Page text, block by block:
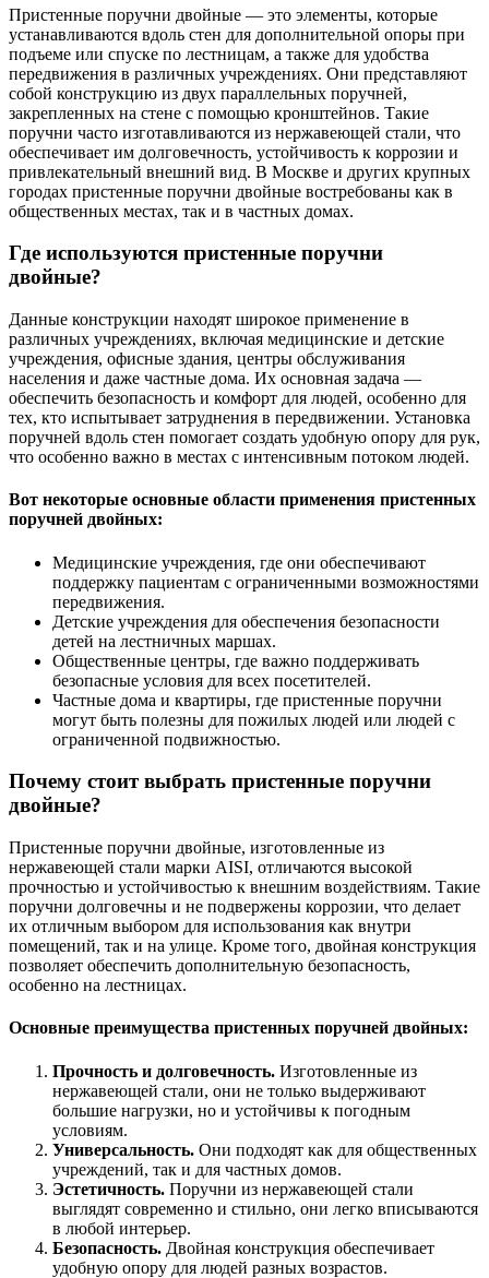
Пристенные поручни двойные — это элементы, которые
устанавливаются вдоль стен для дополнительной опоры при
подъеме или спуске по лестницам, а также для удобства
передвижения в различных учреждениях. Они представляют
собой конструкцию из двух параллельных поручней,
закрепленных на стене с помощью кронштейнов. Такие
поручни часто изготавливаются из нержавеющей стали, что
обеспечивает им долговечность, устойчивость к коррозии и
привлекательный внешний вид. В Москве и других крупных
городах пристенные поручни двойные востребованы как в
общественных местах, так и в частных домах.
Где используются пристенные поручни
двойные?
Данные конструкции находят широкое применение в
различных учреждениях, включая медицинские и детские
учреждения, офисные здания, центры обслуживания
населения и даже частные дома. Их основная задача —
обеспечить безопасность и комфорт для людей, особенно для
тех, кто испытывает затруднения в передвижении. Установка
поручней вдоль стен помогает создать удобную опору для рук,
что особенно важно в местах с интенсивным потоком людей.
Вот некоторые основные области применения пристенных
поручней двойных:
Медицинские учреждения, где они обеспечивают
поддержку пациентам с ограниченными возможностями
передвижения.
Детские учреждения для обеспечения безопасности
детей на лестничных маршах.
Общественные центры, где важно поддерживать
безопасные условия для всех посетителей.
Частные дома и квартиры, где пристенные поручни
могут быть полезны для пожилых людей или людей с
ограниченной подвижностью.
Почему стоит выбрать пристенные поручни
двойные?
Пристенные поручни двойные, изготовленные из
нержавеющей стали марки AISI, отличаются высокой
прочностью и устойчивостью к внешним воздействиям. Такие
поручни долговечны и не подвержены коррозии, что делает
их отличным выбором для использования как внутри
помещений, так и на улице. Кроме того, двойная конструкция
позволяет обеспечить дополнительную безопасность,
особенно на лестницах.
Основные преимущества пристенных поручней двойных:
Прочность и долговечность. Изготовленные из
нержавеющей стали, они не только выдерживают
большие нагрузки, но и устойчивы к погодным
условиям.
Универсальность. Они подходят как для общественных
учреждений, так и для частных домов.
Эстетичность. Поручни из нержавеющей стали
выглядят современно и стильно, они легко вписываются
в любой интерьер.
Безопасность. Двойная конструкция обеспечивает
удобную опору для людей разных возрастов.